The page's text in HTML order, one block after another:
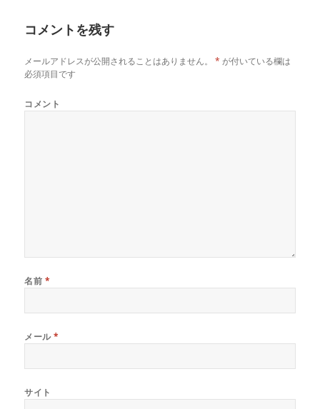
コメントを残す
メールアドレスが公開されることはありません。 * が付いている欄は
必須項目です
コメント
名前 *
メール*
サイト